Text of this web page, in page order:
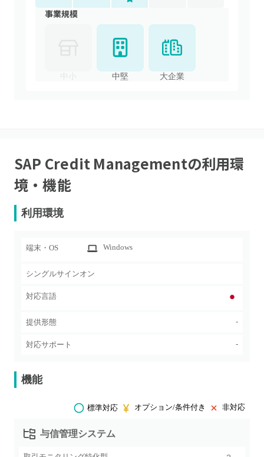
事業規模
中堅 大企業
SAP Credit Managementの利用環
境・機能
利用環境
端末・OS Windows
シングルサインオン
対応言語
提供形態 -
対応サポート -
機能
標準対応 オプション/条件付き 非対応
与信管理システム